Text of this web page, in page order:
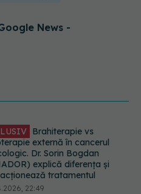
News -
De ce unele paciente
de col uterin nu mai ajung
Dr. Sorin Bogdan
Intervenția
doar în situații